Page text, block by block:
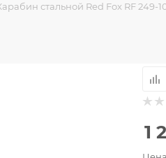
стальной Red Fox RF 249-
1